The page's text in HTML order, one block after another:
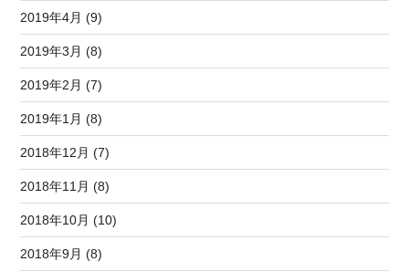
2019年4月 (9)
2019年3月 (8)
2019年2月 (7)
2019年1月 (8)
2018年12月 (7)
2018年11月 (8)
2018年10月 (10)
2018年9月 (8)